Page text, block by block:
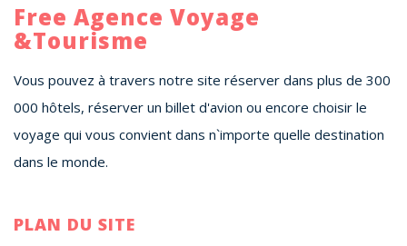
Free Agence Voyage
&Tourisme
Vous pouvez à travers notre site réserver dans plus de 300
000 hôtels, réserver un billet d'avion ou encore choisir le
voyage qui vous convient dans n`importe quelle destination
dans le monde.
PLAN DU SITE